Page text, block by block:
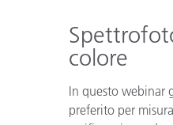
colore
In questo webinar
preferito per